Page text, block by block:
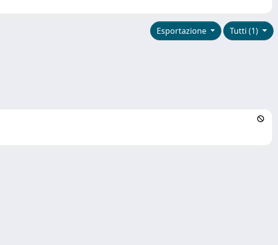
Tutti (1)
Esportazione